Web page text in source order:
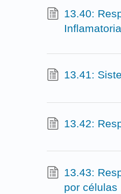
13.40:
Inflamatoria
13.41:
13.42:
13.43:
por células